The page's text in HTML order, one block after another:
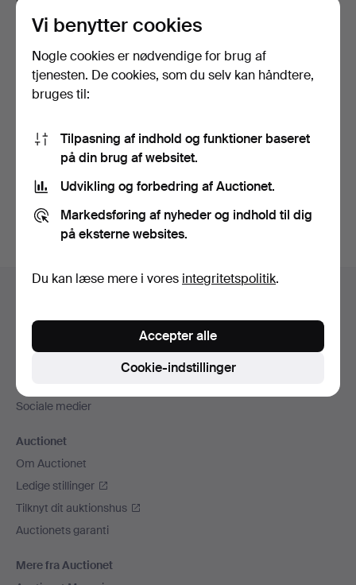
Hvordan kan jeg se, om Auctionet.com har modtaget
min betaling?
Hvorfor kan jeg ikke komplettere mine oplysninger?
Hvordan ændrer jeg mine person- og
Hvad er vurdering/startpris?
Hvordan bliver jeg kunde hos Auctionet.com?
Hvordan byder jeg på en netauktion?
Sidefodsnavigation
Kontakt supporten
Vi sender med
Sociale medier
Auctionet
Om Auctionet
Ledige stillinger
Tilknyt dit auktionshus
Auctionets garanti
Mere fra Auctionet
Vi benytter cookies
Nogle cookies er nødvendige for brug af
tjenesten. De cookies, som du selv kan håndtere,
bruges til:
Tilpasning af indhold og funktioner baseret
på din brug af websitet.
Udvikling og forbedring af Auctionet.
Markedsføring af nyheder og indhold til dig
på eksterne websites.
Du kan læse mere i vores integritetspolitik.
Cookie-indstillinger
Accepter alle